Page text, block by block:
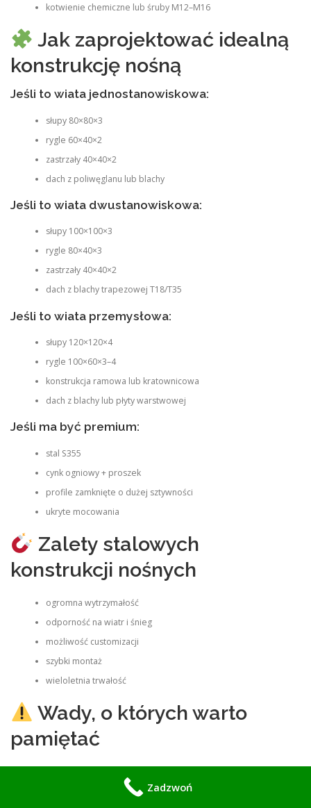
kotwienie chemiczne lub śruby M12–M16
Jak zaprojektować idealną
konstrukcję nośną
Jeśli to wiata jednostanowiskowa:
słupy 80×80×3
rygle 60×40×2
zastrzały 40×40×2
dach z poliwęglanu lub blachy
Jeśli to wiata dwustanowiskowa:
słupy 100×100×3
rygle 80×40×3
zastrzały 40×40×2
dach z blachy trapezowej T18/T35
Jeśli to wiata przemysłowa:
słupy 120×120×4
rygle 100×60×3–4
konstrukcja ramowa lub kratownicowa
dach z blachy lub płyty warstwowej
Jeśli ma być premium:
stal S355
cynk ogniowy + proszek
profile zamknięte o dużej sztywności
ukryte mocowania
Zalety stalowych
konstrukcji nośnych
ogromna wytrzymałość
odporność na wiatr i śnieg
możliwość customizacji
szybki montaż
wieloletnia trwałość
Wady, o których warto
pamiętać
konstrukcje ciężkie → solidne fundamenty
Zadzwoń